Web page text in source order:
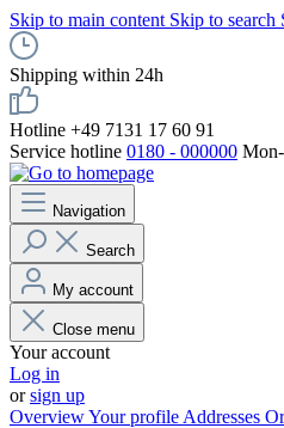
Skip to main content Skip to search
Shipping within 24h
Hotline +49 7131 17 60 91
Service hotline 0180 - 000000
Navigation
Search
My account
Close menu
Your account
Log in
orsign up
OverviewYour profile Addresses